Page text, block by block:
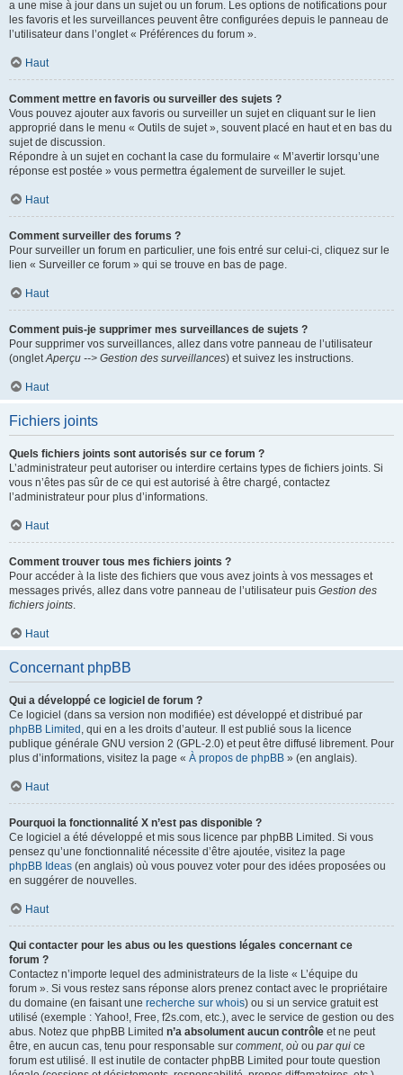
a une mise à jour dans un sujet ou un forum. Les options de notifications pour
les favoris et les surveillances peuvent être configurées depuis le panneau de
l’utilisateur dans l’onglet « Préférences du forum ».
Haut
Comment mettre en favoris ou surveiller des sujets ?
Vous pouvez ajouter aux favoris ou surveiller un sujet en cliquant sur le lien
approprié dans le menu « Outils de sujet », souvent placé en haut et en bas du
sujet de discussion.
Répondre à un sujet en cochant la case du formulaire « M’avertir lorsqu’une
réponse est postée » vous permettra également de surveiller le sujet.
Haut
Comment surveiller des forums ?
Pour surveiller un forum en particulier, une fois entré sur celui-ci, cliquez sur le
lien « Surveiller ce forum » qui se trouve en bas de page.
Haut
Comment puis-je supprimer mes surveillances de sujets ?
Pour supprimer vos surveillances, allez dans votre panneau de l’utilisateur
(ongletAperçu --> Gestion des surveillances) et suivez les instructions.
Haut
Fichiers joints
Quels fichiers joints sont autorisés sur ce forum ?
L’administrateur peut autoriser ou interdire certains types de fichiers joints. Si
vous n’êtes pas sûr de ce qui est autorisé à être chargé, contactez
l’administrateur pour plus d’informations.
Haut
Comment trouver tous mes fichiers joints ?
Pour accéder à la liste des fichiers que vous avez joints à vos messages et
messages privés, allez dans votre panneau de l’utilisateur puis Gestion des
fichiers joints.
Haut
Concernant phpBB
Qui a développé ce logiciel de forum ?
Ce logiciel (dans sa version non modifiée) est développé et distribué par
phpBB Limited , qui en a les droits d’auteur. Il est publié sous la licence
publique générale GNU version 2 (GPL-2.0) et peut être diffusé librement. Pour
plus d’informations, visitez la page « À propos de phpBB » (en anglais).
Haut
Pourquoi la fonctionnalité X n’est pas disponible ?
Ce logiciel a été développé et mis sous licence par phpBB Limited. Si vous
pensez qu’une fonctionnalité nécessite d’être ajoutée, visitez la page
phpBB Ideas (en anglais) où vous pouvez voter pour des idées proposées ou
en suggérer de nouvelles.
Haut
Qui contacter pour les abus ou les questions légales concernant ce
forum ?
Contactez n’importe lequel des administrateurs de la liste « L’équipe du
forum ». Si vous restez sans réponse alors prenez contact avec le propriétaire
du domaine (en faisant une recherche sur whois) ou si un service gratuit est
utilisé (exemple : Yahoo!, Free, f2s.com, etc.), avec le service de gestion ou des
abus. Notez que phpBB Limited n’a absolument aucun contrôle et ne peut
être, en aucun cas, tenu pour responsable sur comment, où ou par qui ce
forum est utilisé. Il est inutile de contacter phpBB Limited pour toute question